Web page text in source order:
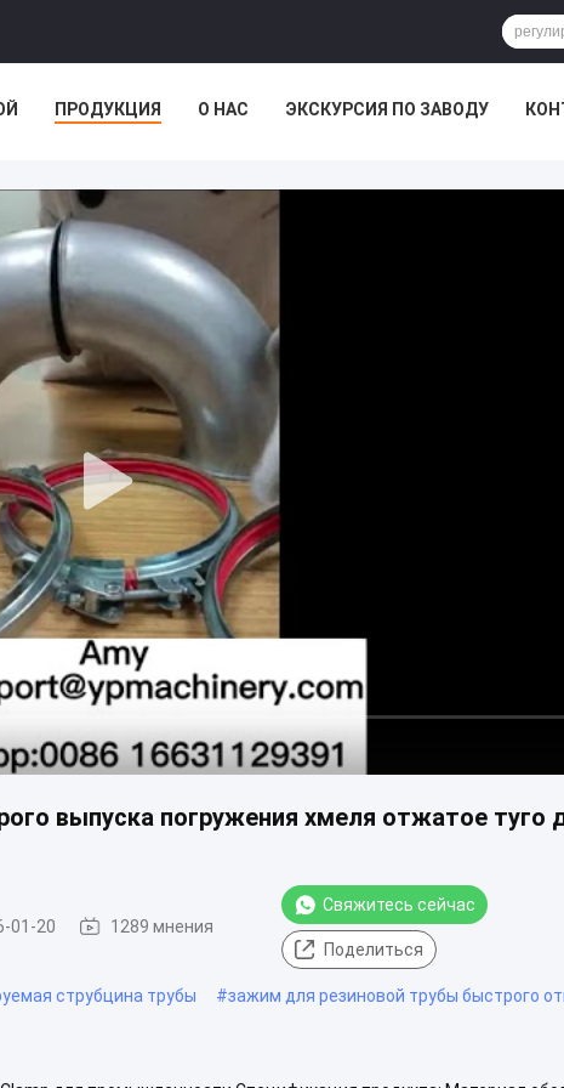
ПРОДУКЦИЯ О НАС ЭКСКУРСИЯ ПО ЗАВОДУ
выпуска погружения хмеля отжатое туго
01-20 1289 мнения
Свяжитесь сейчас
Поделиться
струбцина трубы #зажим для резиновой трубы быстрого